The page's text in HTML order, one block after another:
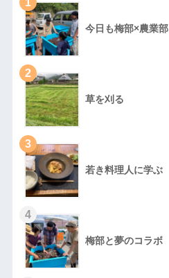
今日も梅部×農業部
2
草を刈る
3
若き料理人に学ぶ
4
梅部と夢のコラボ